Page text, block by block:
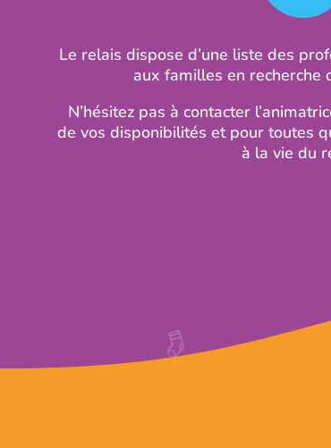
Le relais dispose d’une liste des
aux familles en recherche
N’hésitez pas à contacter
de vos disponibilités et pour toutes
à la vie du